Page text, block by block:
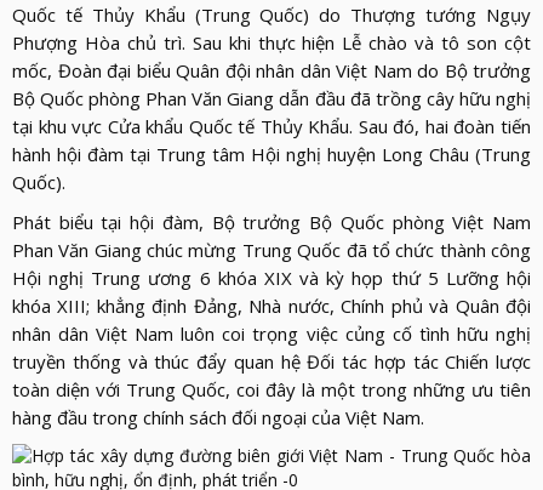
Quốc tế Thủy Khẩu (Trung Quốc) do Thượng tướng Ngụy
Phượng Hòa chủ trì. Sau khi thực hiện Lễ chào và tô son cột
mốc, Đoàn đại biểu Quân đội nhân dân Việt Nam do Bộ trưởng
Bộ Quốc phòng Phan Văn Giang dẫn đầu đã trồng cây hữu nghị
tại khu vực Cửa khẩu Quốc tế Thủy Khẩu. Sau đó, hai đoàn tiến
hành hội đàm tại Trung tâm Hội nghị huyện Long Châu (Trung
Quốc).
Phát biểu tại hội đàm, Bộ trưởng Bộ Quốc phòng Việt Nam
Phan Văn Giang chúc mừng Trung Quốc đã tổ chức thành công
Hội nghị Trung ương 6 khóa XIX và kỳ họp thứ 5 Lưỡng hội
khóa XIII; khẳng định Đảng, Nhà nước, Chính phủ và Quân đội
nhân dân Việt Nam luôn coi trọng việc củng cố tình hữu nghị
truyền thống và thúc đẩy quan hệ Đối tác hợp tác Chiến lược
toàn diện với Trung Quốc, coi đây là một trong những ưu tiên
hàng đầu trong chính sách đối ngoại của Việt Nam.